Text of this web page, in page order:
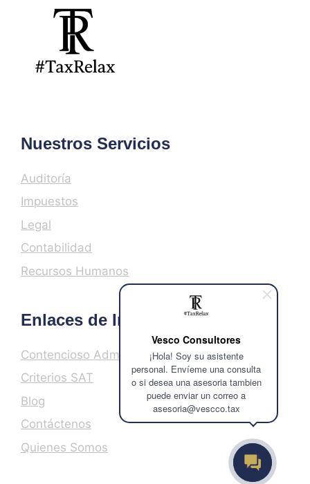
Vesco Consultores
¡Hola! Soy su asistente
personal. Envíeme una consulta
o si desea una asesoria tambien
puede enviar un correo a
asesoria@vescco.tax
Nuestros Servicios
Auditoría
Impuestos
Legal
Contabilidad
Recursos Humanos
Enlaces de Interés
Contencioso Administrativo
Criterios SAT
Blog
Contáctenos
Quienes Somos